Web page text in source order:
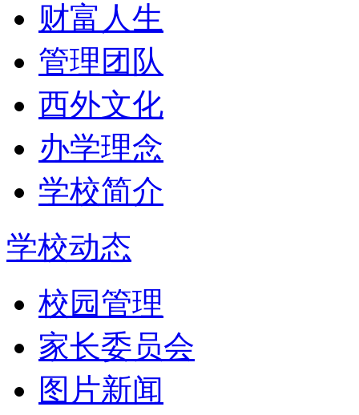
财富人生
管理团队
西外文化
办学理念
学校简介
学校动态
校园管理
家长委员会
图片新闻